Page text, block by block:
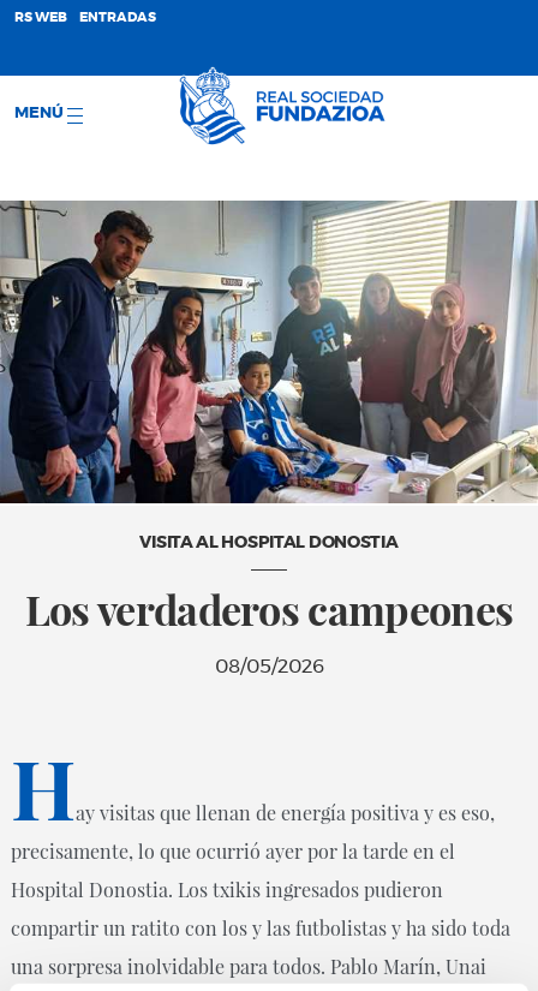
RS WEB ENTRADAS
MENÚ
VISITA AL HOSPITAL DONOSTIA
Los verdaderos campeones
08/05/2026
Hay visitas que llenan de energía positiva y es eso,
precisamente, lo que ocurrió ayer por la tarde en el
Hospital Donostia. Los txikis ingresados pudieron
compartir un ratito con los y las futbolistas y ha sido toda
una sorpresa inolvidable para todos. Pablo Marín, Unai